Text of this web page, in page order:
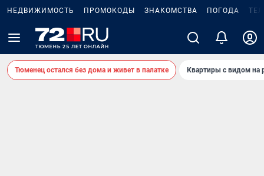
НЕДВИЖИМОСТЬ ПРОМОКОДЫ ЗНАКОМСТВА ПОГОДА
Тюменец остался без дома и живет в палатке Квартиры с видом на